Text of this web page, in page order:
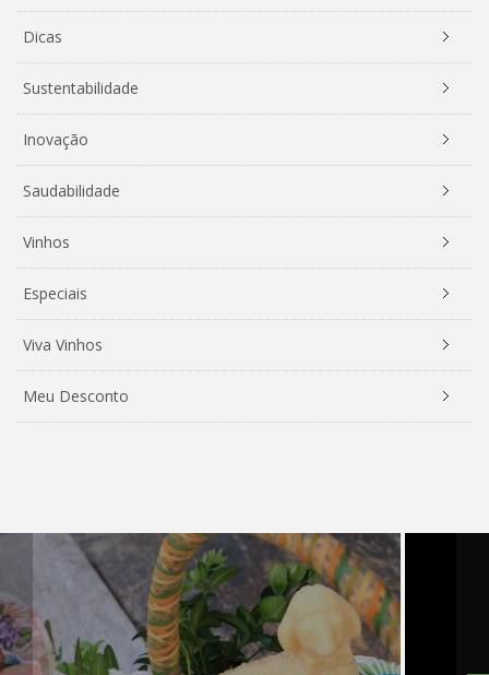
Dicas
Sustentabilidade
Inovação
Saudabilidade
Vinhos
Especiais
Viva Vinhos
Meu Desconto